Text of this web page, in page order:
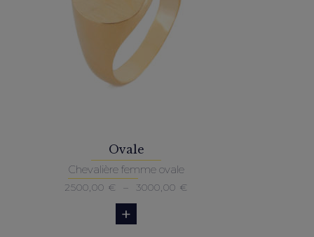
Ovale
Chevalière femme ovale
2500,00 € – 3000,00 €